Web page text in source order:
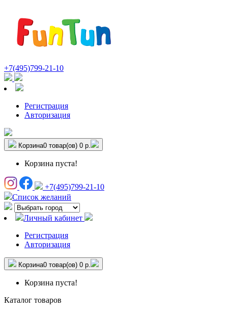
+7(495)799-21-10
Регистрация
Авторизация
Корзина0 товар(ов) 0 р.
Корзина пуста!
+7(495)799-21-10
Список желаний
Личный кабинет
Регистрация
Авторизация
Корзина0 товар(ов) 0 р.
Корзина пуста!
Каталог товаров